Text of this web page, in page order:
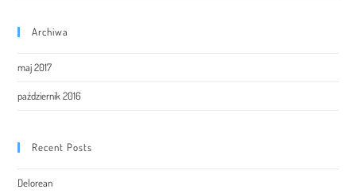
Archiwa
maj 2017
październik 2016
Recent Posts
Delorean